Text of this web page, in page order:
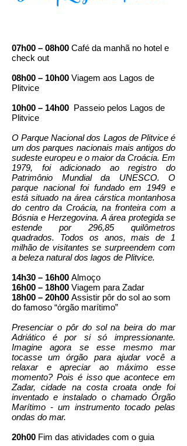
07h00 – 08h00 Café da manhã no hotel e
check out
08h00 – 10h00 Viagem aos Lagos de
Plitvice
10h00 – 14h00 Passeio pelos Lagos de
Plitvice
O Parque Nacional dos Lagos de Plitvice é
um dos parques nacionais mais antigos do
sudeste europeu e o maior da Croácia. Em
1979, foi adicionado ao registro do
Patrimônio Mundial da UNESCO. O
parque nacional foi fundado em 1949 e
está situado na área cárstica montanhosa
do centro da Croácia, na fronteira com a
Bósnia e Herzegovina. A área protegida se
estende por 296,85 quilômetros
quadrados. Todos os anos, mais de 1
milhão de visitantes se surpreendem com
a beleza natural dos lagos de Plitvice.
14h30 – 16h00 Almoço
16h00 – 18h00 Viagem para Zadar
18h00 – 20h00 Assistir pôr do sol ao som
do famoso “órgão marítimo”
Presenciar o pôr do sol na beira do mar
Adriático é por si só impressionante.
Imagine agora se esse mesmo mar
tocasse um órgão para ajudar você a
relaxar e apreciar ao máximo esse
momento? Pois é isso que acontece em
Zadar, cidade na costa croata onde foi
inventado e instalado o chamado Órgão
Marítimo - um instrumento tocado pelas
ondas do mar.
20h00 Fim das atividades com o guia